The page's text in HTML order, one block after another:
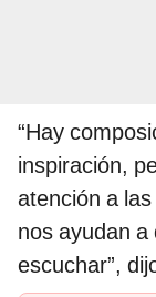
“Hay
inspiración,
atención a
nos ayudan a
escuchar”,